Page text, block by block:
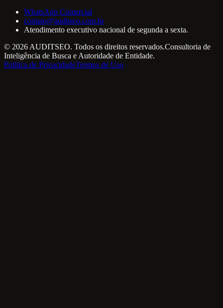
WhatsApp Comercial
contato@auditseo.com.br
Atendimento executivo nacional de segunda a sexta.
© 2026 AUDITSEO. Todos os direitos reservados.Consultoria de
Inteligência de Busca e Autoridade de Entidade.
Política de PrivacidadeTermos de Uso